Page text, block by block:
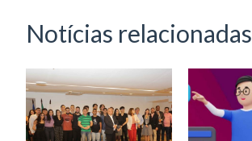
Notícias relacionadas